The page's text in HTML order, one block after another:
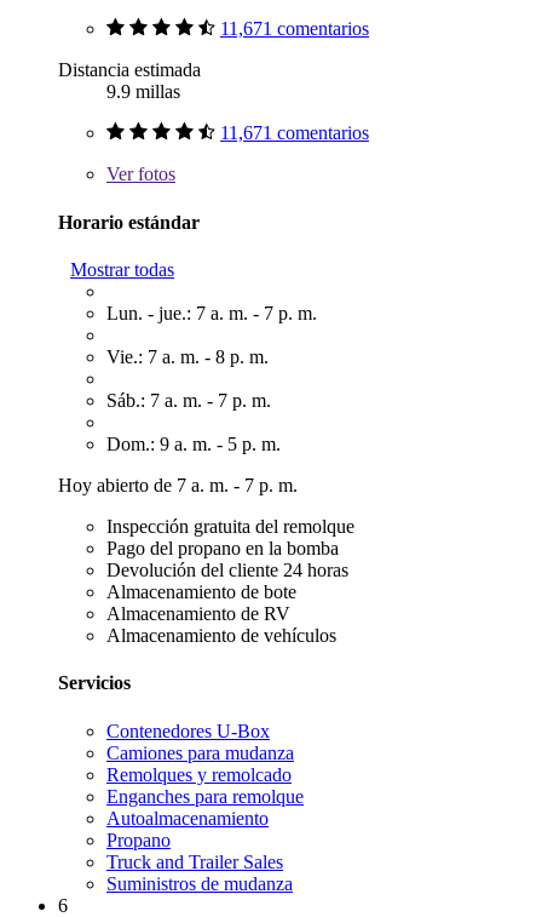
11,671 comentarios
Distancia estimada
9.9 millas
11,671 comentarios
Verfotos
Horario estándar
Mostrar todas
Lun. - jue.: 7 a. m. - 7 p. m.
Vie.: 7 a. m. - 8 p. m.
Sáb.: 7 a. m. - 7 p. m.
Dom.: 9 a. m. - 5 p. m.
Hoy abierto de 7 a. m. - 7 p. m.
Inspección gratuita del remolque
Pago del propano en la bomba
Devolución del cliente 24 horas
Almacenamiento de bote
Almacenamiento de RV
Almacenamiento de vehículos
Servicios
Contenedores U-Box
Camiones para mudanza
Remolques y remolcado
Enganches para remolque
Autoalmacenamiento
Propano
Truck and Trailer Sales
Suministros de mudanza
6